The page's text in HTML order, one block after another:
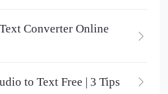
Converter Online
to Text Free | 3 Tips